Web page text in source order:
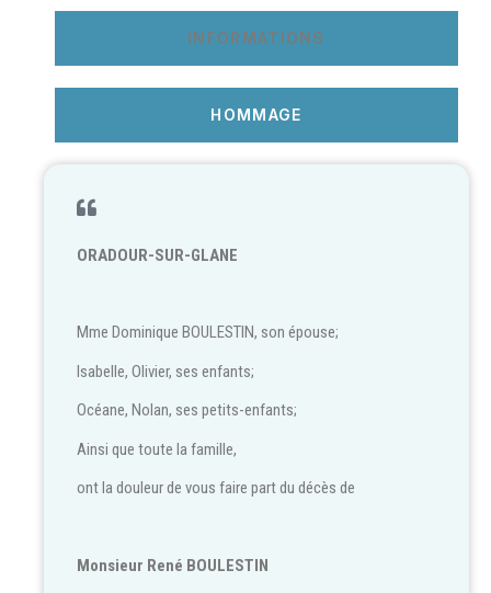
INFORMATIONS
HOMMAGE
ORADOUR-SUR-GLANE
Mme Dominique BOULESTIN, son épouse;
Isabelle, Olivier, ses enfants;
Océane, Nolan, ses petits-enfants;
Ainsi que toute la famille,
ont la douleur de vous faire part du décès de
Monsieur René BOULESTIN